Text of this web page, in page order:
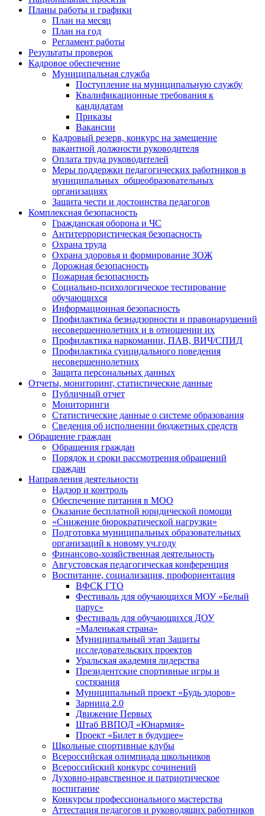
Планы работы и графики
План на месяц
План на год
Регламент работы
Результаты проверок
Кадровое обеспечение
Муниципальная служба
Поступление на муниципальную службу
Квалификационные требования к
кандидатам
Приказы
Вакансии
Кадровый резерв, конкурс на замещение
вакантной должности руководителя
Оплата труда руководителей
Меры поддержки педагогических работников в
муниципальных общеобразовательных
организациях
Защита чести и достоинства педагогов
Комплексная безопасность
Гражданская оборона и ЧС
Антитеррористическая безопасность
Охрана труда
Охрана здоровья и формирование ЗОЖ
Дорожная безопасность
Пожарная безопасность
Социально-психологическое тестирование
обучающихся
Информационная безопасность
Профилактика безнадзорности и правонарушений
несовершеннолетних и в отношении их
Профилактика наркомании, ПАВ, ВИЧ/СПИД
Профилактика суицидального поведения
несовершеннолетних
Защита персональных данных
Отчеты, мониторинг, статистические данные
Публичный отчет
Мониторинги
Статистические данные о системе образования
Сведения об исполнении бюджетных средств
Обращение граждан
Обращения граждан
Порядок и сроки рассмотрения обращений
граждан
Направления деятельности
Надзор и контроль
Обеспечение питания в МОО
Оказание бесплатной юридической помощи
«Снижение бюрократической нагрузки»
Подготовка муниципальных образовательных
организаций к новому уч.году
Финансово-хозяйственная деятельность
Августовская педагогическая конференция
Воспитание, социализация, профориентация
ВФСК ГТО
Фестиваль для обучающихся МОУ «Белый
парус»
Фестиваль для обучающихся ДОУ
«Маленькая страна»
Муниципальный этап Защиты
исследовательских проектов
Уральская академия лидерства
Президентские спортивные игры и
состязания
Муниципальный проект «Будь здоров»
Зарница 2.0
Движение Первых
Штаб ВВПОД «Юнармия»
Проект «Билет в будущее»
Школьные спортивные клубы
Всероссийская олимпиада школьников
Всероссийский конкурс сочинений
Духовно-нравственное и патриотическое
воспитание
Конкурсы профессионального мастерства
Аттестация педагогов и руководящих работников